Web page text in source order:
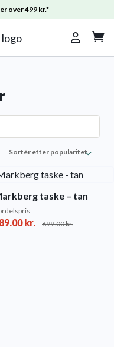
over 499 kr.*

taske – tan
kr. 699.00kr.